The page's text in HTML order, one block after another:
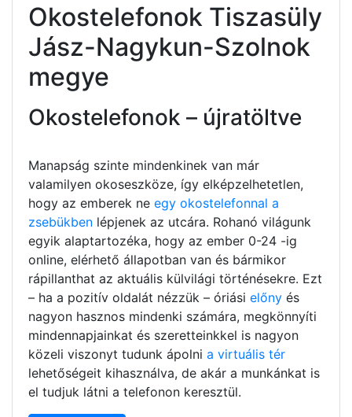
Okostelefonok Tiszasüly
Jász-Nagykun-Szolnok
megye
Okostelefonok – újratöltve
Manapság szinte mindenkinek van már
valamilyen okoseszköze, így elképzelhetetlen,
hogy az emberek ne egy okostelefonnal a
zsebükben lépjenek az utcára. Rohanó világunk
egyik alaptartozéka, hogy az ember 0-24 -ig
online, elérhető állapotban van és bármikor
rápillanthat az aktuális külvilági történésekre. Ezt
– ha a pozitív oldalát nézzük – óriási előny és
nagyon hasznos mindenki számára, megkönnyíti
mindennapjainkat és szeretteinkkel is nagyon
közeli viszonyt tudunk ápolni a virtuális tér
lehetőségeit kihasználva, de akár a munkánkat is
el tudjuk látni a telefonon keresztül.